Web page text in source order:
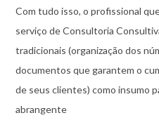
Com tudo isso, o profissional
serviço de Consultoria
tradicionais (organização dos
documentos que garantem o
de seus clientes) como insumo
abrangente